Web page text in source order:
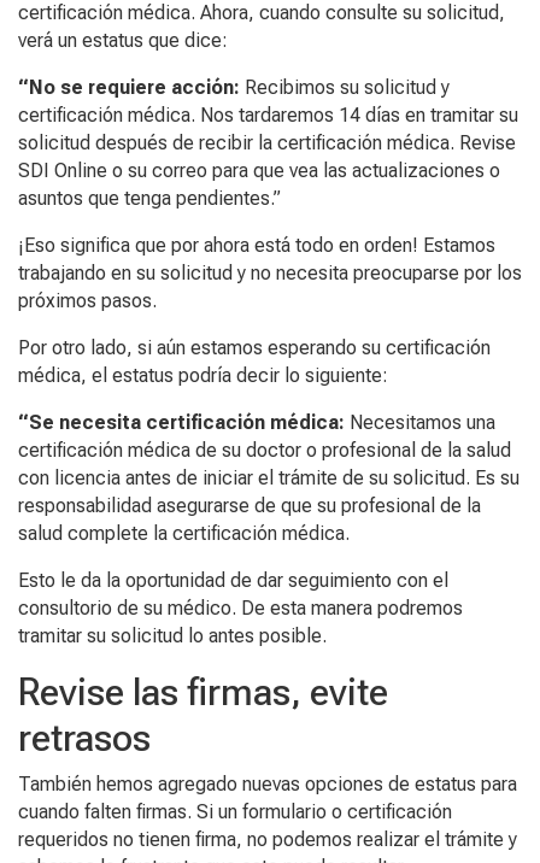
certificación médica. Ahora, cuando consulte su solicitud,
verá un estatus que dice:
“No se requiere acción: Recibimos su solicitud y
certificación médica. Nos tardaremos 14 días en tramitar su
solicitud después de recibir la certificación médica. Revise
SDI Online o su correo para que vea las actualizaciones o
asuntos que tenga pendientes.”
¡Eso significa que por ahora está todo en orden! Estamos
trabajando en su solicitud y no necesita preocuparse por los
próximos pasos.
Por otro lado, si aún estamos esperando su certificación
médica, el estatus podría decir lo siguiente:
“Se necesita certificación médica: Necesitamos una
certificación médica de su doctor o profesional de la salud
con licencia antes de iniciar el trámite de su solicitud. Es su
responsabilidad asegurarse de que su profesional de la
salud complete la certificación médica.
Esto le da la oportunidad de dar seguimiento con el
consultorio de su médico. De esta manera podremos
tramitar su solicitud lo antes posible.
Revise las firmas, evite
retrasos
También hemos agregado nuevas opciones de estatus para
cuando falten firmas. Si un formulario o certificación
requeridos no tienen firma, no podemos realizar el trámite y